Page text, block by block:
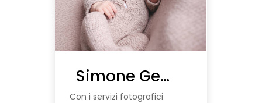
Simone Gerry Photography
Con i servizi fotografici